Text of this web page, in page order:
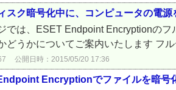
スク暗号化中に、コンピュータの電源
では、ESET Endpoint Encryptionの
どうかについてご案内いたします フ
公開日時：2015/05/20 17:36
Encryptionでファイルを暗号